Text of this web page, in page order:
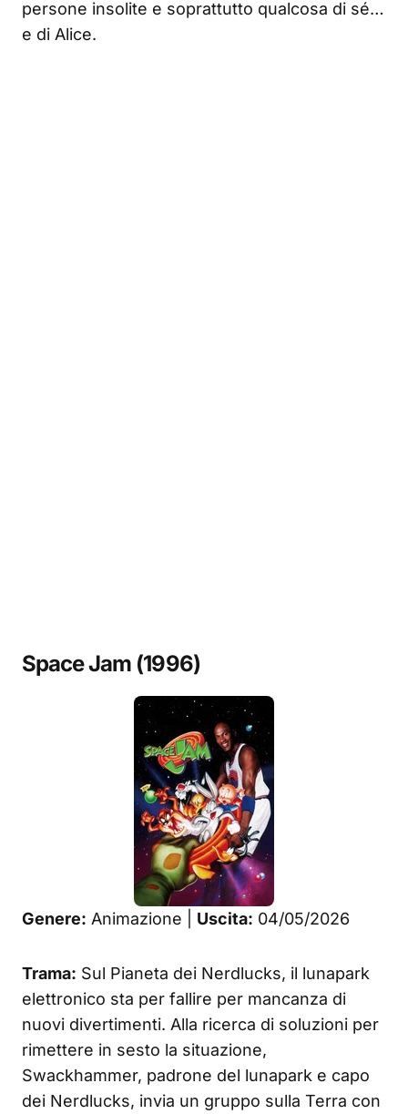
persone insolite e soprattutto qualcosa di sé…
e di Alice.
Space Jam (1996)
Genere: Animazione | Uscita: 04/05/2026
Trama: Sul Pianeta dei Nerdlucks, il lunapark
elettronico sta per fallire per mancanza di
nuovi divertimenti. Alla ricerca di soluzioni per
rimettere in sesto la situazione,
Swackhammer, padrone del lunapark e capo
dei Nerdlucks, invia un gruppo sulla Terra con